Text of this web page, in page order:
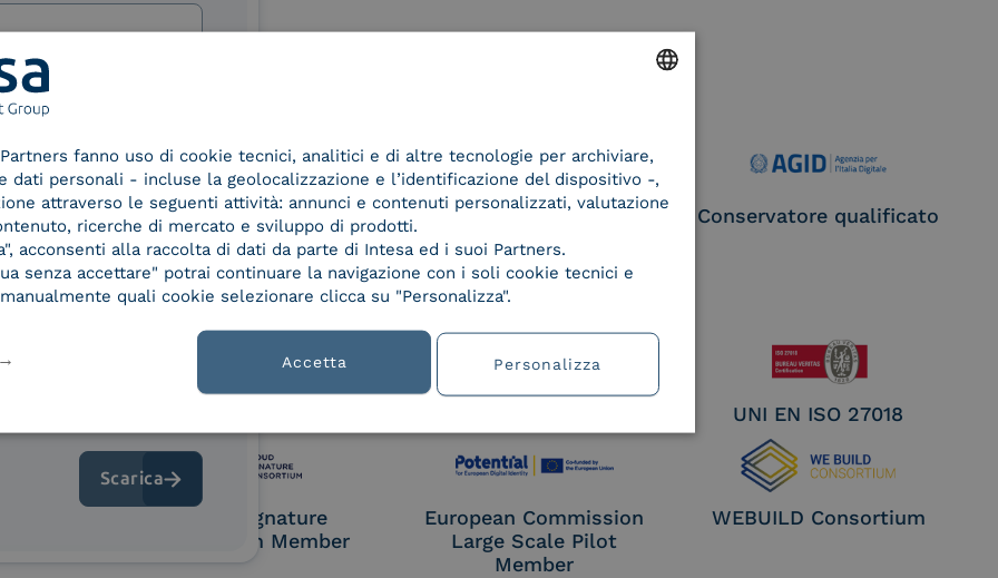
Trust
for
/
Service Provider e
Aggregatore SPID
Service Provider e
Aggregatore CIE
Conservatore qualificato
UNI EN ISO 27018
Cloud Signature
Consortium Member
European Commission
Large Scale Pilot
Member
WEBUILD Consortium
e offerte di INTESA.
di INTESA.
inviando una e-mail
se non si desidera ricevere
facendo clic sul
e-mail.
nelle Norme di tutela della
di aver letto e compreso
ITALIAN
fanno uso di cookie tecnici, analitici e di altre tecnologie per archiviare,
dati personali - incluse la geolocalizzazione e l’identificazione del dispositivo -,
attraverso le seguenti attività: annunci e contenuti personalizzati, valutazione
ricerche di mercato e sviluppo di prodotti.
acconsenti alla raccolta di dati da parte di Intesa ed i suoi Partners.
senza accettare" potrai continuare la navigazione con i soli cookie tecnici e
quali cookie selezionare clicca su "Personalizza".
Accetta Personalizza